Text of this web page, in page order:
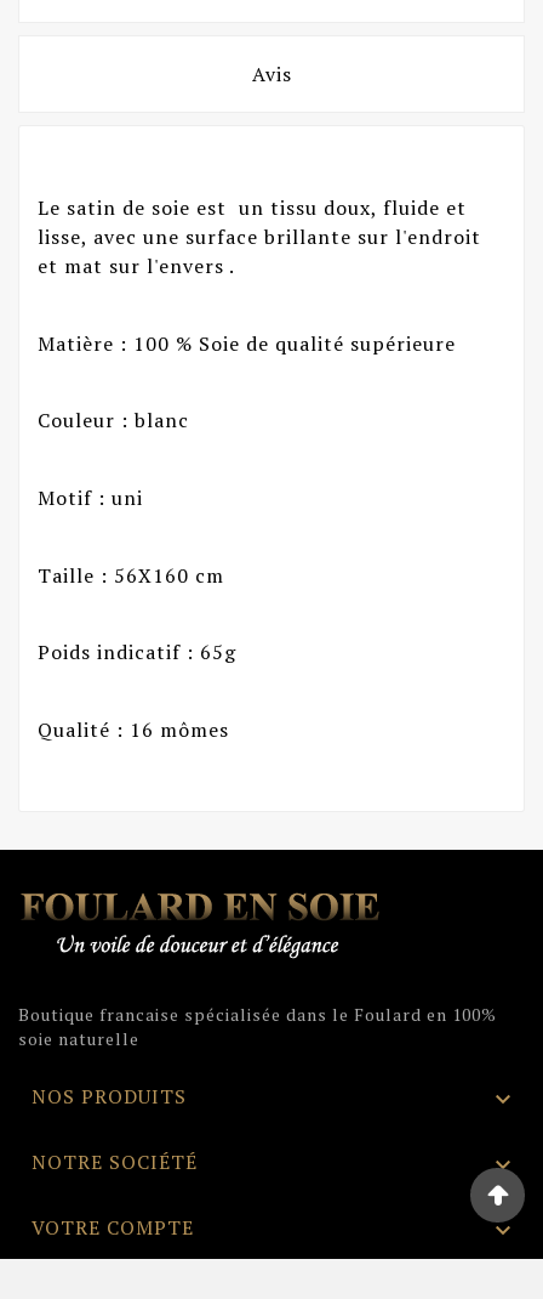
Avis
Le satin de soie est un tissu doux, fluide et
lisse, avec une surface brillante sur l'endroit
et mat sur l'envers .
Matière : 100 % Soie de qualité supérieure
Couleur : blanc
Motif : uni
Taille : 56X160 cm
Poids indicatif : 65g
Qualité : 16 mômes
Boutique francaise spécialisée dans le Foulard en 100%
soie naturelle
NOS PRODUITS 
NOTRE SOCIÉTÉ 
VOTRE COMPTE 